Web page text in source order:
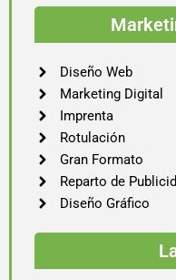
Diseño Web
Marketing Digital
Imprenta
Rotulación
Gran Formato
Reparto de
Diseño Gráfico